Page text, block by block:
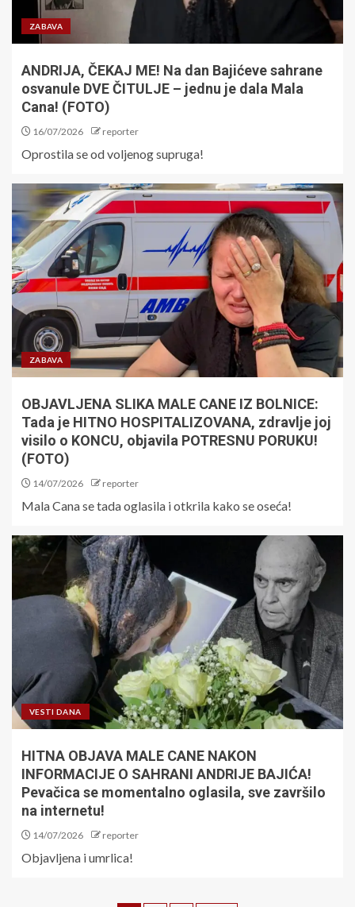
ZABAVA
ANDRIJA, ČEKAJ ME! Na dan Bajićeve sahrane
osvanule DVE ČITULJE – jednu je dala Mala
Cana! (FOTO)
16/07/2026 reporter
Oprostila se od voljenog supruga!
ZABAVA
OBJAVLJENA SLIKA MALE CANE IZ BOLNICE:
Tada je HITNO HOSPITALIZOVANA, zdravlje joj
visilo o KONCU, objavila POTRESNU PORUKU!
(FOTO)
14/07/2026 reporter
Mala Cana se tada oglasila i otkrila kako se oseća!
VESTI DANA
HITNA OBJAVA MALE CANE NAKON
INFORMACIJE O SAHRANI ANDRIJE BAJIĆA!
Pevačica se momentalno oglasila, sve završilo
na internetu!
14/07/2026 reporter
Objavljena i umrlica!